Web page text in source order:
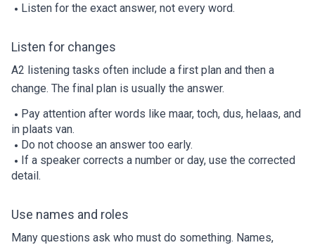
Listen for the exact answer, not every word.
Listen for changes
A2 listening tasks often include a first plan and then a
change. The final plan is usually the answer.
Pay attention after words like maar, toch, dus, helaas, and
in plaats van.
Do not choose an answer too early.
If a speaker corrects a number or day, use the corrected
detail.
Use names and roles
Many questions ask who must do something. Names,